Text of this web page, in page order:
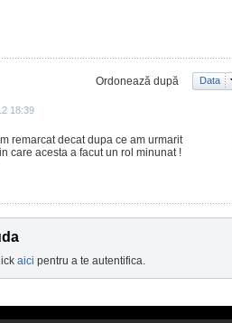
Ordonează după Data
18:39
remarcat decat dupa ce am urmarit
care acesta a facut un rol minunat !
aici pentru a te autentifica.